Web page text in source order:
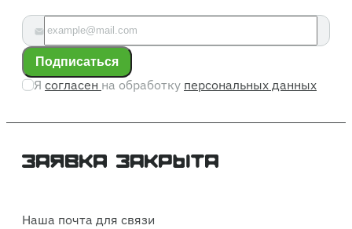
Подписаться
Я согласен на обработку персональных данных
Наша почта для связи